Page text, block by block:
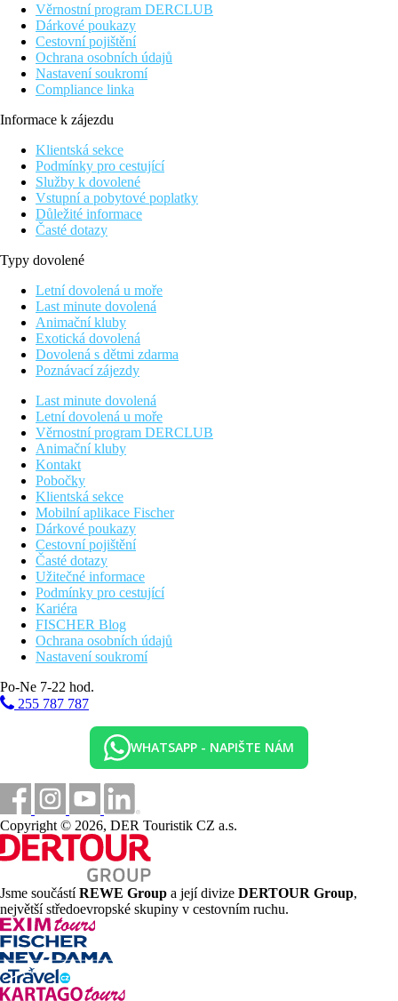
Věrnostní program DERCLUB
Dárkové poukazy
Cestovní pojištění
Ochrana osobních údajů
Nastavení soukromí
Compliance linka
Informace k zájezdu
Klientská sekce
Podmínky pro cestující
Služby k dovolené
Vstupní a pobytové poplatky
Důležité informace
Časté dotazy
Typy dovolené
Letní dovolená u moře
Last minute dovolená
Animační kluby
Exotická dovolená
Dovolená s dětmi zdarma
Poznávací zájezdy
Last minute dovolená
Letní dovolená u moře
Věrnostní program DERCLUB
Animační kluby
Kontakt
Pobočky
Klientská sekce
Mobilní aplikace Fischer
Dárkové poukazy
Cestovní pojištění
Časté dotazy
Užitečné informace
Podmínky pro cestující
Kariéra
FISCHER Blog
Ochrana osobních údajů
Nastavení soukromí
Po-Ne 7-22 hod.
255 787 787
WHATSAPP - NAPIŠTE NÁM
Copyright © 2026, DER Touristik CZ a.s.
Jsme součástíREWE Group a její divize DERTOUR Group,
největší středoevropské skupiny v cestovním ruchu.